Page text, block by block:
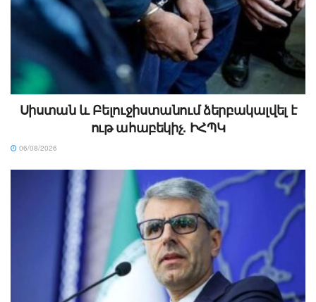
Սիստան և Բելուջիստանում ձերբակալվել է
ութ ահաբեկիչ. ԻՀՊԿ
06/08/2026